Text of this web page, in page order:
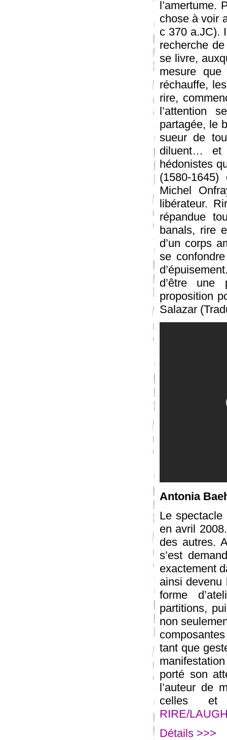
l’amertume.
chose à voir
c 370 a.JC).
recherche
se livre,
mesure
réchauffe,
rire,
l’attention
partagée, le
sueur de
diluent… et
hédonistes
(1580-
Michel
libérateur.
répandue
banals, rire
d’un corps
se
d’être une
proposition
Salazar
Antonia
Le spectacle
en avril
des autres.
s’est
exactement
ainsi devenu
forme
partitions,
non
tant que
porté son
l’auteur de
celles
RIRE/
Détails >>>